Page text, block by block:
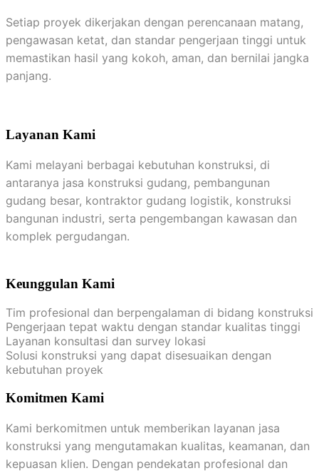
Setiap proyek dikerjakan dengan perencanaan matang,
pengawasan ketat, dan standar pengerjaan tinggi untuk
memastikan hasil yang kokoh, aman, dan bernilai jangka
panjang.
Layanan Kami
Kami melayani berbagai kebutuhan konstruksi, di
antaranya jasa konstruksi gudang, pembangunan
gudang besar, kontraktor gudang logistik, konstruksi
bangunan industri, serta pengembangan kawasan dan
komplek pergudangan.
Keunggulan Kami
Tim profesional dan berpengalaman di bidang konstruksi
Pengerjaan tepat waktu dengan standar kualitas tinggi
Layanan konsultasi dan survey lokasi
Solusi konstruksi yang dapat disesuaikan dengan
kebutuhan proyek
Komitmen Kami
Kami berkomitmen untuk memberikan layanan jasa
konstruksi yang mengutamakan kualitas, keamanan, dan
kepuasan klien. Dengan pendekatan profesional dan